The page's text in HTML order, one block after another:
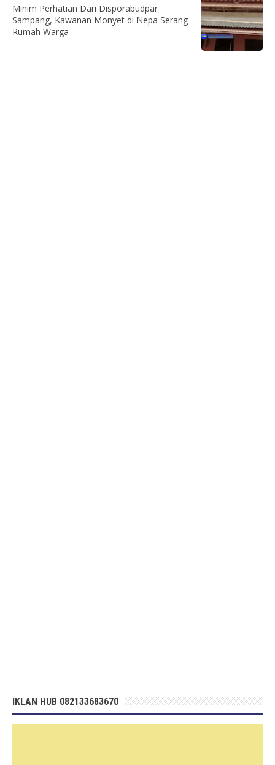
Minim Perhatian Dari Disporabudpar
Sampang, Kawanan Monyet di Nepa Serang
Rumah Warga
IKLAN HUB 082133683670